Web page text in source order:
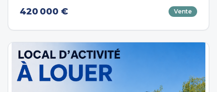
420 000 € Vente